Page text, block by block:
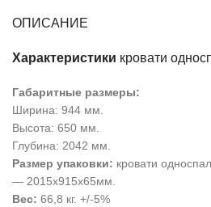
ОПИСАНИЕ
Характеристики кровати
Габаритные размеры:
Ширина: 944 мм.
Высота: 650 мм.
Глубина: 2042 мм.
Размер упаковки: кровати
— 2015х915х65мм.
Вес: 66,8 кг. +/-5%